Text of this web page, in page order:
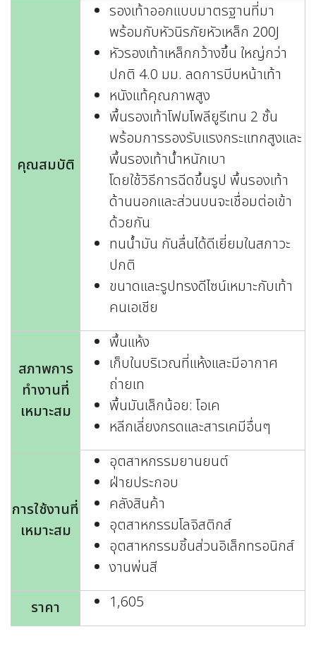
คุณสมบัติ
รองเท้าออกแบบมาตรฐานที่มา
พร้อมกับหัวนิรภัยหัวเหล็ก 200J
หัวรองเท้าเหล็กกว้างขึ้น ใหญ่กว่า
ปกติ 4.0 มม. ลดการบีบหน้าเท้า
หนังแท้คุณภาพสูง
พื้นรองเท้าโฟมโพลียูรีเทน 2 ชั้น
พร้อมการรองรับแรงกระแทกสูงและ
พื้นรองเท้าน้ำหนักเบา
โดยใช้วิธีการฉีดขึ้นรูป พื้นรองเท้า
ด้านนอกและส่วนบนจะเชื่อมต่อเข้า
ด้วยกัน
ทนน้ำมัน กันลื่นได้ดีเยี่ยมในสภาวะ
ปกติ
ขนาดและรูปทรงดีไซน์เหมาะกับเท้า
คนเอเชีย
สภาพการ
ทำงานที่
เหมาะสม
พื้นแห้ง
เก็บในบริเวณที่แห้งและมีอากาศ
ถ่ายเท
พื้นมันเล็กน้อย: โอเค
หลีกเลี่ยงกรดและสารเคมีอื่นๆ
การใช้งานที่
เหมาะสม
อุตสาหกรรมยานยนต์
ฝ่ายประกอบ
คลังสินค้า
อุตสาหกรรมโลจิสติกส์
อุตสาหกรรมชิ้นส่วนอิเล็กทรอนิกส์
งานพ่นสี
ราคา
1,605